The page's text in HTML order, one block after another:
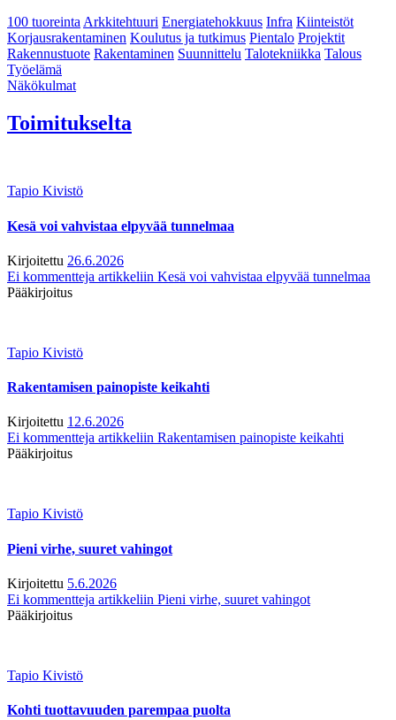
100 tuoreintaArkkitehtuuri Energiatehokkuus Infra Kiinteistöt
Korjausrakentaminen Koulutus ja tutkimus Pientalo Projektit
Rakennustuote Rakentaminen Suunnittelu Talotekniikka Talous
Työelämä
Näkökulmat
Toimitukselta
Tapio Kivistö
Kesä voi vahvistaa elpyvää tunnelmaa
Kirjoitettu 26.6.2026
Ei kommentteja artikkeliin Kesä voi vahvistaa elpyvää tunnelmaa
Pääkirjoitus
Tapio Kivistö
Rakentamisen painopiste keikahti
Kirjoitettu 12.6.2026
Ei kommentteja artikkeliin Rakentamisen painopiste keikahti
Pääkirjoitus
Tapio Kivistö
Pieni virhe, suuret vahingot
Kirjoitettu 5.6.2026
Ei kommentteja artikkeliin Pieni virhe, suuret vahingot
Pääkirjoitus
Tapio Kivistö
Kohti tuottavuuden parempaa puolta